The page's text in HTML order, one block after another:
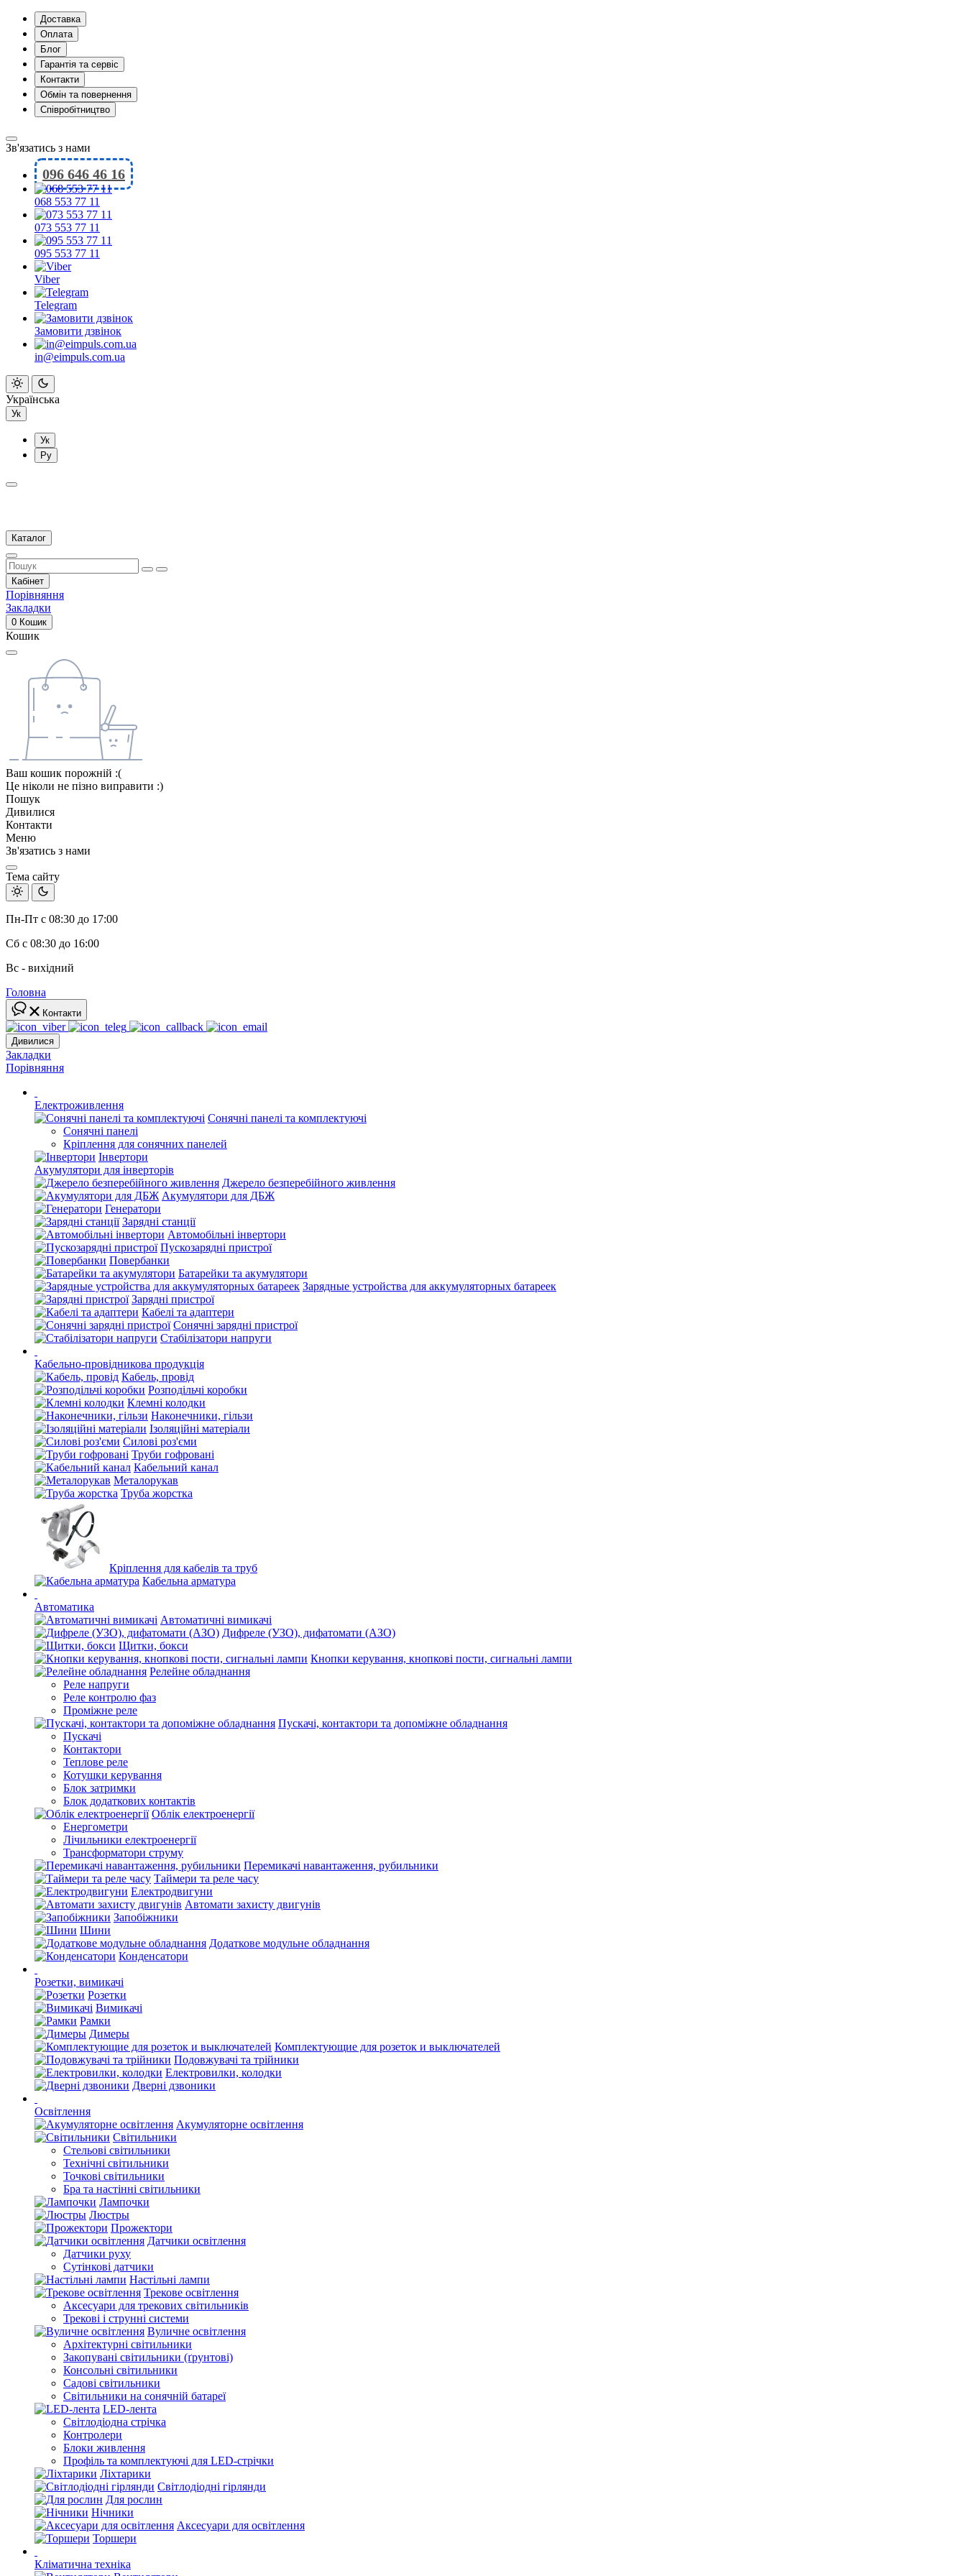
Доставка
Оплата
Блог
Гарантія та сервіс
Контакти
Обмін та повернення
Співробітництво
Зв'язатись з нами
096 646 46 16
068 553 77 11
073 553 77 11
095 553 77 11
Viber
Telegram
Замовити дзвінок
in@eimpuls.com.ua
Українська
Ук
Ук
Ру
Каталог
Кабінет
Порівняння
Закладки
0 Кошик
Кошик
Ваш кошик порожній :(
Це ніколи не пізно виправити :)
Пошук
Дивилися
Контакти
Меню
Зв'язатись з нами
Тема сайту
Пн-Пт с 08:30 до 17:00
Сб с 08:30 до 16:00
Вс - вихідний
Головна
Контакти
Дивилися
Закладки
Порівняння
Електроживлення
Сонячні панелі та комплектуючі
Сонячні панелі
Кріплення для сонячних панелей
Інвертори
Акумулятори для інверторів
Джерело безперебійного живлення
Акумулятори для ДБЖ
Генератори
Зарядні станції
Автомобільні інвертори
Пускозарядні пристрої
Повербанки
Батарейки та акумулятори
Зарядные устройства для аккумуляторных батареек
Зарядні пристрої
Кабелі та адаптери
Сонячні зарядні пристрої
Стабілізатори напруги
Кабельно-провідникова продукція
Кабель, провід
Розподільчі коробки
Клемні колодки
Наконечники, гільзи
Ізоляційні матеріали
Силові роз'єми
Труби гофровані
Кабельний канал
Металорукав
Труба жорстка
Кріплення для кабелів та труб
Кабельна арматура
Автоматика
Автоматичні вимикачі
Дифреле (УЗО), дифатомати (АЗО)
Щитки, бокси
Кнопки керування, кнопкові пости, сигнальні лампи
Релейне обладнання
Реле напруги
Реле контролю фаз
Проміжне реле
Пускачі, контактори та допоміжне обладнання
Пускачі
Контактори
Теплове реле
Котушки керування
Блок затримки
Блок додаткових контактів
Облік електроенергії
Енергометри
Лічильники електроенергії
Трансформатори струму
Перемикачі навантаження, рубильники
Таймери та реле часу
Електродвигуни
Автомати захисту двигунів
Запобіжники
Шини
Додаткове модульне обладнання
Конденсатори
Розетки, вимикачі
Розетки
Вимикачі
Рамки
Димеры
Комплектующие для розеток и выключателей
Подовжувачі та трійники
Електровилки, колодки
Дверні дзвоники
Освітлення
Акумуляторне освітлення
Світильники
Стельові світильники
Технічні світильники
Точкові світильники
Бра та настінні світильники
Лампочки
Люстры
Прожектори
Датчики освітлення
Датчики руху
Сутінкові датчики
Настільні лампи
Трекове освітлення
Аксесуари для трекових світильників
Трекові і струнні системи
Вуличне освітлення
Архітектурні світильники
Закопувані світильники (ґрунтові)
Консольні світильники
Садові світильники
Світильники на сонячній батареї
LED-лента
Світлодіодна стрічка
Контролери
Блоки живлення
Профіль та комплектуючі для LED-стрічки
Ліхтарики
Світлодіодні гірлянди
Для рослин
Нічники
Аксесуари для освітлення
Торшери
Кліматична техніка